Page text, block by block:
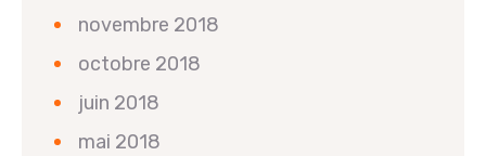
novembre 2018
octobre 2018
juin 2018
mai 2018